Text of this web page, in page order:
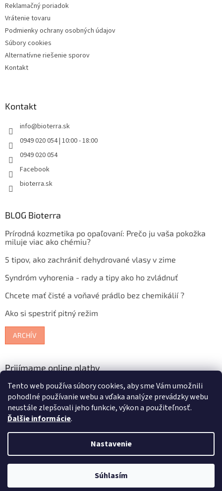
Tento web používa súbory cookies, aby sme Vám umožnili
pohodlné používanie webu a vďaka analýze prevádzky webu
neustále zlepšovali jeho funkcie, výkon a použiteľnosť.
Ďalšie informácie.
Nastavenie
Súhlasím
u
Reklamačný poriadok
Vrátenie tovaru
Podmienky ochrany osobných údajov
Súbory cookies
Alternatívne riešenie sporov
Kontakt
Kontakt
info@bioterra.sk
0949 020 054 | 10:00 - 18:00
0949 020 054
Facebook
bioterra.sk
BLOG Bioterra
Prírodná kozmetika po opaľovaní: Prečo ju vaša pokožka
miluje viac ako chémiu?
5 tipov, ako zachrániť dehydrované vlasy v zime
Syndróm vyhorenia - rady a tipy ako ho zvládnuť
Chcete mať čisté a voňavé prádlo bez chemikálií ?
Ako si spestriť pitný režim
ARCHÍV
Prijímame online platby
Copyright 2026Bioterra.sk. Všetky práva vyhradené.Upraviť
nastavenie cookies